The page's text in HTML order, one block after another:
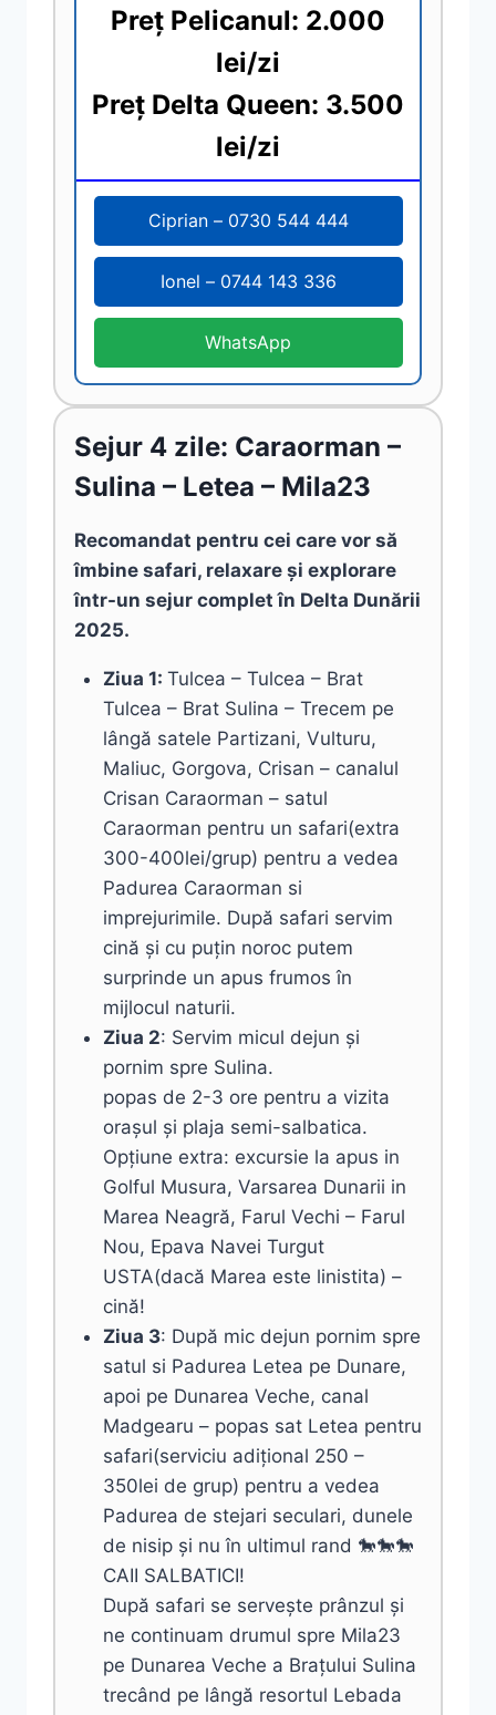
Preț Pelicanul: 2.000
lei/zi
Preț Delta Queen: 3.500
lei/zi
Ciprian – 0730 544 444
Ionel – 0744 143 336
WhatsApp
Sejur 4 zile: Caraorman –
Sulina – Letea – Mila23
Recomandat pentru cei care vor să
îmbine safari, relaxare și explorare
într-un sejur complet în Delta Dunării
2025.
Ziua 1: Tulcea – Tulcea – Brat
Tulcea – Brat Sulina – Trecem pe
lângă satele Partizani, Vulturu,
Maliuc, Gorgova, Crisan – canalul
Crisan Caraorman – satul
Caraorman pentru un safari(extra
300-400lei/grup) pentru a vedea
Padurea Caraorman si
imprejurimile. După safari servim
cină și cu puțin noroc putem
surprinde un apus frumos în
mijlocul naturii.
Ziua 2: Servim micul dejun și
pornim spre Sulina.
popas de 2-3 ore pentru a vizita
orașul și plaja semi-salbatica.
Opțiune extra: excursie la apus in
Golful Musura, Varsarea Dunarii in
Marea Neagră, Farul Vechi – Farul
Nou, Epava Navei Turgut
USTA(dacă Marea este linistita) –
cină!
Ziua 3: După mic dejun pornim spre
satul si Padurea Letea pe Dunare,
apoi pe Dunarea Veche, canal
Madgearu – popas sat Letea pentru
safari(serviciu adițional 250 –
350lei de grup) pentru a vedea
Padurea de stejari seculari, dunele
de nisip și nu în ultimul rand 🐎🐎🐎
CAII SALBATICI!
După safari se servește prânzul și
ne continuam drumul spre Mila23
pe Dunarea Veche a Brațului Sulina
trecând pe lângă resortul Lebada